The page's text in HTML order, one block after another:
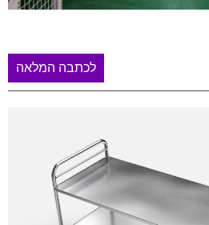
לכתבה המלאה